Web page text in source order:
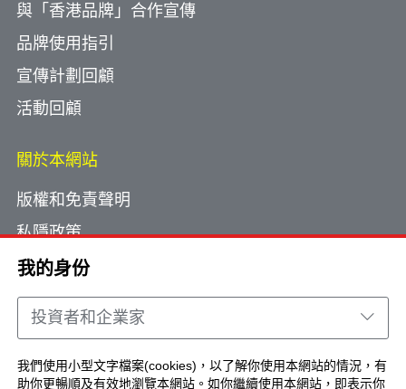
我的身份
投資者和企業家
我們使用小型文字檔案(cookies)，以了解你使用本網站的情況，有
助你更暢順及有效地瀏覽本網站。如你繼續使用本網站，即表示你
與「香港品牌」合作宣傳
品牌使用指引
宣傳計劃回顧
活動回顧
關於本網站
版權和免責聲明
私隱政策
使用小型文字檔案
網頁指南
聯絡我們